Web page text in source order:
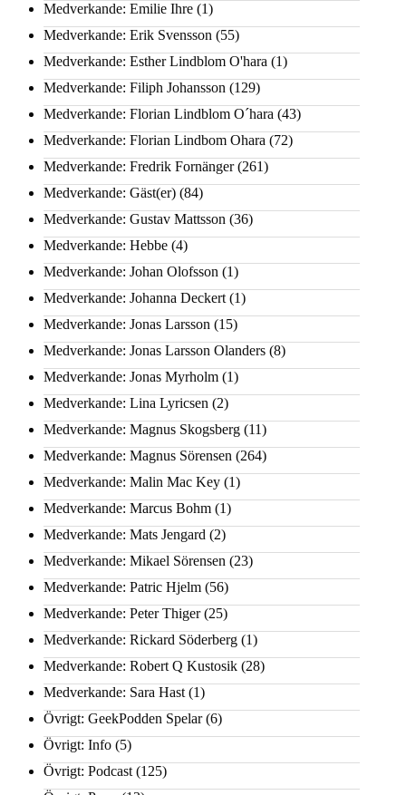
Medverkande: Emilie Ihre (1)
Medverkande: Erik Svensson (55)
Medverkande: Esther Lindblom O'hara (1)
Medverkande: Filiph Johansson (129)
Medverkande: Florian Lindblom O´hara (43)
Medverkande: Florian Lindbom Ohara (72)
Medverkande: Fredrik Fornänger(261)
Medverkande: Gäst(er) (84)
Medverkande: Gustav Mattsson (36)
Medverkande: Hebbe (4)
Medverkande: Johan Olofsson (1)
Medverkande: Johanna Deckert (1)
Medverkande: Jonas Larsson (15)
Medverkande: Jonas Larsson Olanders (8)
Medverkande: Jonas Myrholm (1)
Medverkande: Lina Lyricsen (2)
Medverkande: Magnus Skogsberg (11)
Medverkande: Magnus Sörensen (264)
Medverkande: Malin Mac Key (1)
Medverkande: Marcus Bohm (1)
Medverkande: Mats Jengard (2)
Medverkande: Mikael Sörensen (23)
Medverkande: Patric Hjelm (56)
Medverkande: Peter Thiger(25)
Medverkande: Rickard Söderberg (1)
Medverkande: Robert Q Kustosik (28)
Medverkande: Sara Hast (1)
Övrigt: GeekPodden Spelar(6)
Övrigt: Info (5)
Övrigt: Podcast (125)